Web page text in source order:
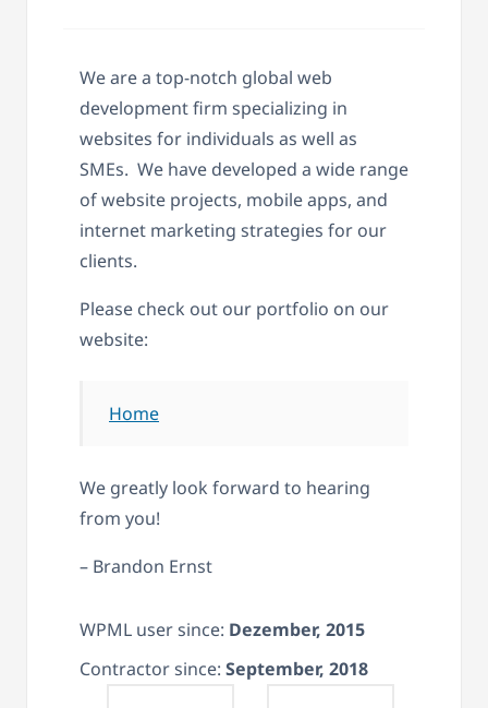
We are a top-notch global web
development firm specializing in
websites for individuals as well as
SMEs. We have developed a wide range
of website projects, mobile apps, and
internet marketing strategies for our
clients.
Please check out our portfolio on our
website:
Home
We greatly look forward to hearing
from you!
– Brandon Ernst
WPML user since: Dezember, 2015
Contractor since: September, 2018